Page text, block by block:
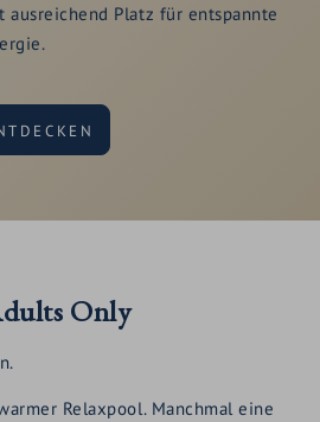
ausreichend Platz für entspannte
Only
Relaxpool. Manchmal eine